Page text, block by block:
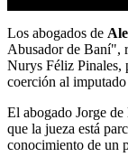
Los abogados de
Abusador de Baní",
Nurys Féliz Pinales,
coerción al
El abogado Jorge de
que la jueza está
conocimiento de un